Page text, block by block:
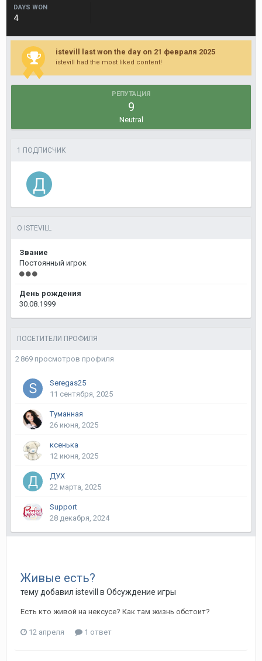
DAYS WON
4
istevill last won the day on 21 февраля 2025
istevill had the most liked content!
РЕПУТАЦИЯ
9
Neutral
1 ПОДПИСЧИК
О ISTEVILL
Звание
Постоянный игрок
День рождения
30.08.1999
ПОСЕТИТЕЛИ ПРОФИЛЯ
2 869 просмотров профиля
Seregas25
11 сентября, 2025
Туманная
26 июня, 2025
ксенька
12 июня, 2025
ДУХ
22 марта, 2025
Support
28 декабря, 2024
Живые есть?
тему добавил istevill в Обсуждение игры
Есть кто живой на нексусе? Как там жизнь обстоит?
12 апреля 1 ответ